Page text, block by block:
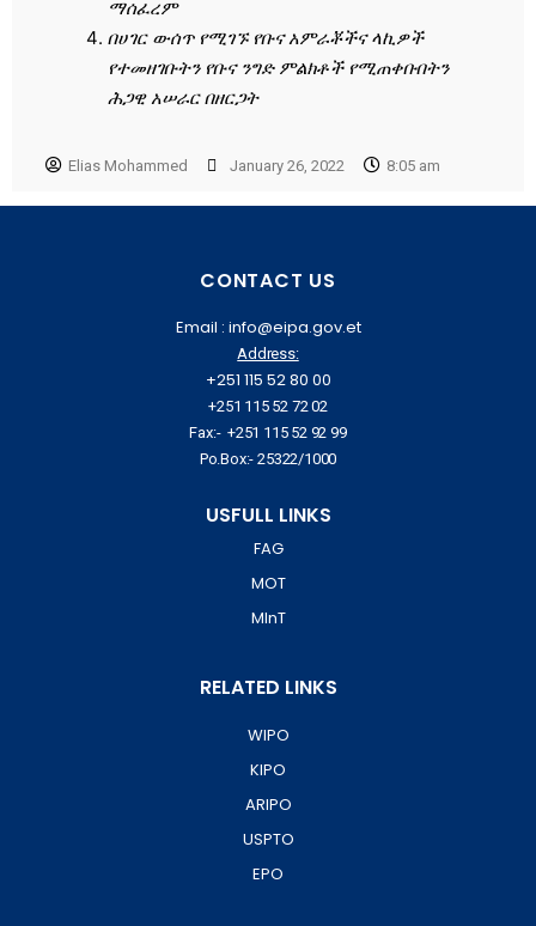
ማሰፈረም
በሀገር ውሰጥ የሚገኙ የቡና አምራቾችና ላኪዎች
የተመዘገቡትን የቡና ንግድ ምልክቶች የሚጠቀቡበትን
ሕጋዊ አሠራር በዘርጋት
Elias Mohammed January 26, 2022 8:05 am
CONTACT US
Email : info@eipa.gov.et
Address:
+251 115 52 80 00
+251 115 52 72 02
Fax:- +251 115 52 92 99
Po.Box:- 25322/1000
USFULL LINKS
FAG
MOT
MInT
RELATED LINKS
WIPO
KIPO
ARIPO
USPTO
EPO